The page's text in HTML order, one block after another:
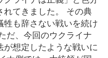
れてきました。 その典
も辞さない戦いを続け
だ、今回のウクライナ
想定したような戦いに